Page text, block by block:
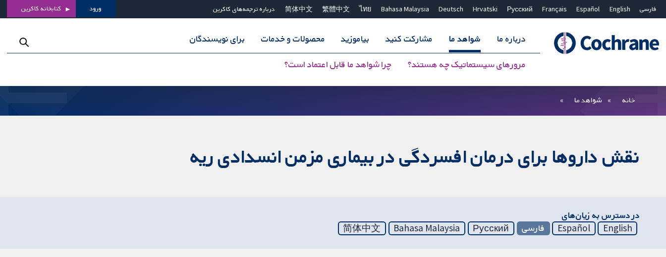
فارسی English
Español
Français
Русский
Hrvatski
Deutsch
Bahasa Malaysia
ไทย
繁體中文
简体中文 درباره ترجمه‌های کاکرین ورود کتابخانه کاکرین
درباره ما شواهد ما
مرورهای سیستماتیک چه هستند؟ چرا شواهد ما قابل اعتماد است؟
مشارکت کنید بیاموزید محصولات و خدمات برای نویسندگان
بستن جستجو ✖
خانه شواهد ما
نقش داروها برای درمان افسردگی در بیماری مزمن انسدادی ریه
در دسترس به زیان‌های
English
Español فارسی Русский
Bahasa Malaysia
简体中文